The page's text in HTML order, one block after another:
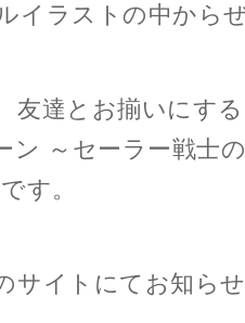
イラストの中から
友達とお揃いにす
ン ～セーラー戦士
す。
サイトにてお知ら